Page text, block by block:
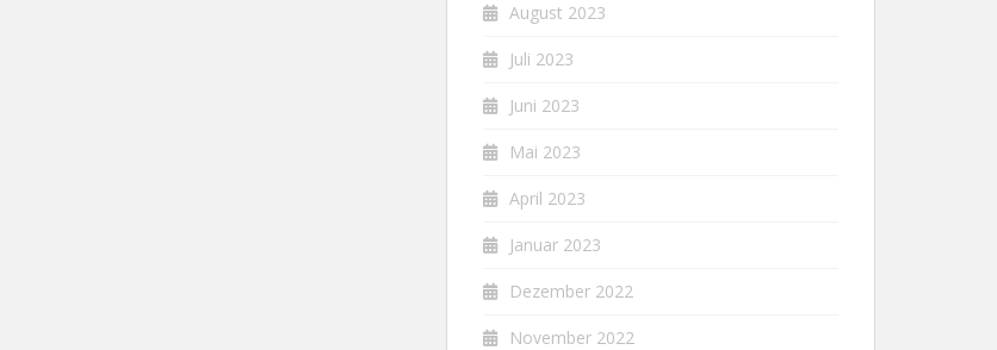
August 2023
Juli 2023
Juni 2023
Mai 2023
April 2023
Januar 2023
Dezember 2022
November 2022